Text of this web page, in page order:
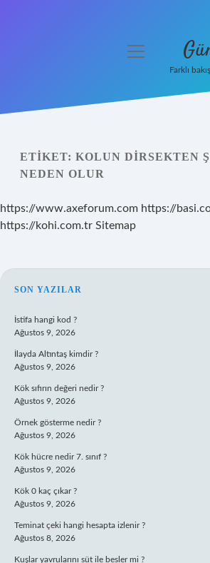
Yasal Uyarı
menüyü
Farklı
ETIKET: KOLUN DIRSEKTEN
NEDEN OLUR
https://www.axeforum.com https://
https://kohi.com.tr Sitemap
SIDEBAR
SON YAZILAR
İstifa hangi kod ?
Ağustos 9, 2026
İlayda Altıntaş kimdir ?
Ağustos 9, 2026
Kök sıfırın değeri nedir ?
Ağustos 9, 2026
Örnek gösterme nedir ?
Ağustos 9, 2026
Kök hücre nedir 7. sınıf ?
Ağustos 9, 2026
Kök 0 kaç çıkar ?
Ağustos 9, 2026
Teminat çeki hangi hesapta izlenir ?
Ağustos 8, 2026
Kuşlar yavrularını süt ile besler mi ?